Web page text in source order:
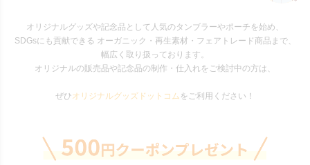
オリジナルグッズや記念品として人気のタンブラーやポーチを始め、
SDGsにも貢献できる オーガニック・再生素材・フェアトレード商品まで、
幅広く取り扱っております。
オリジナルの販売品や記念品の制作・仕入れをご検討中の方は、
ぜひオリジナルグッズドットコム をご利用ください！